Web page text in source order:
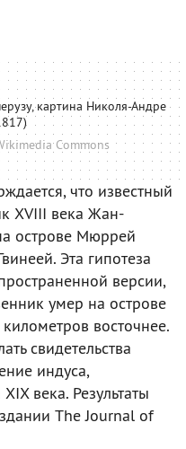
картина Николя-Андре
Commons
что известный
XVIII века Жан-
острове Мюррей
Эта гипотеза
версии,
умер на острове
восточнее.
свидетельства
индуса,
века. Результаты
The Journal of